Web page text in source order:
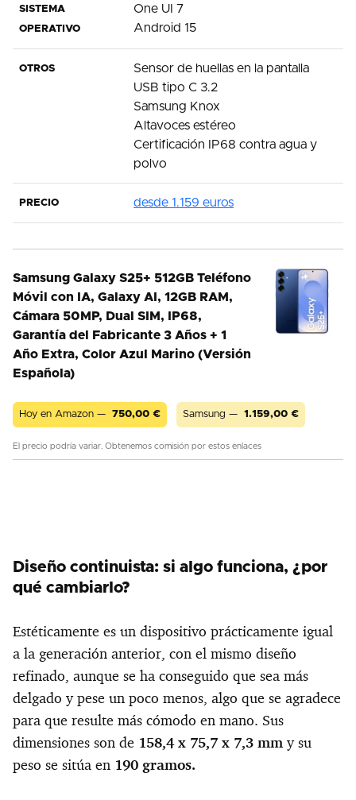
SISTEMA
OPERATIVO
One UI 7
Android 15
OTROS
Sensor de huellas en la pantalla
USB tipo C 3.2
Samsung Knox
Altavoces estéreo
Certificación IP68 contra agua y
polvo
PRECIO desde 1.159 euros
Samsung Galaxy S25+ 512GB Teléfono
Móvil con IA, Galaxy AI, 12GB RAM,
Cámara 50MP, Dual SIM, IP68,
Garantía del Fabricante 3 Años + 1
Año Extra, Color Azul Marino (Versión
Española)
Hoy en Amazon — 750,00 € Samsung — 1.159,00 €
El precio podría variar. Obtenemos comisión por estos enlaces
Diseño continuista: si algo funciona, ¿por
qué cambiarlo?
Estéticamente es un dispositivo prácticamente igual
a la generación anterior, con el mismo diseño
refinado, aunque se ha conseguido que sea más
delgado y pese un poco menos, algo que se agradece
para que resulte más cómodo en mano. Sus
dimensiones son de 158,4 x 75,7 x 7,3 mm y su
peso se sitúa en 190 gramos.